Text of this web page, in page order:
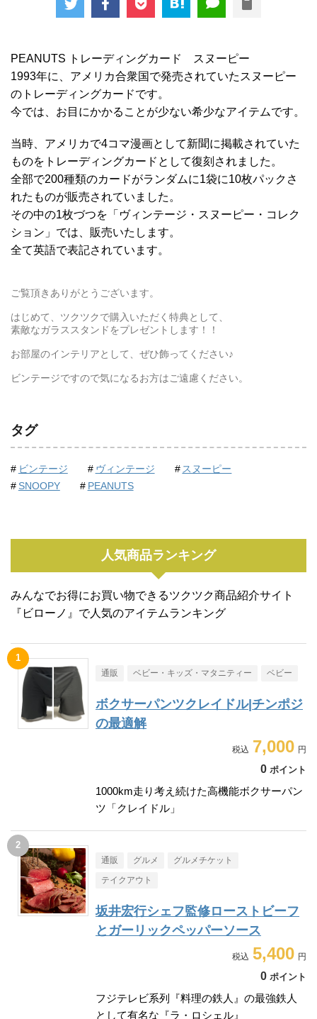
PEANUTS トレーディングカード スヌーピー
1993年に、アメリカ合衆国で発売されていたスヌーピー
のトレーディングカードです。
今では、お目にかかることが少ない希少なアイテムです。
当時、アメリカで4コマ漫画として新聞に掲載されていた
ものをトレーディングカードとして復刻されました。
全部で200種類のカードがランダムに1袋に10枚パックさ
れたものが販売されていました。
その中の1枚づつを「ヴィンテージ・スヌーピー・コレク
ション」では、販売いたします。
全て英語で表記されています。
ご覧頂きありがとうございます。
はじめて、ツクツクで購入いただく特典として、
素敵なガラススタンドをプレゼントします！！
お部屋のインテリアとして、ぜひ飾ってください♪
ビンテージですので気になるお方はご遠慮ください。
タグ
ビンテージ ヴィンテージ
スヌーピー
SNOOPY
PEANUTS
人気商品ランキング
みんなでお得にお買い物できるツクツク商品紹介サイト
『ビローノ』で人気のアイテムランキング
通販 ベビー・キッズ・マタニティー ベビー
ボクサーパンツクレイドル|チンポジ
の最適解
7,000
0 ポイント
1000km走り考え続けた高機能ボクサーパン
ツ「クレイドル」
通販 グルメ グルメチケット
テイクアウト
坂井宏行シェフ監修ローストビーフ
とガーリックペッパーソース
5,400
0 ポイント
フジテレビ系列『料理の鉄人』の最強鉄人
として有名な『ラ・ロシェル』